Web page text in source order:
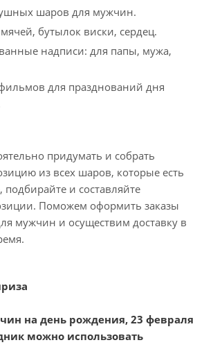
шаров для мужчин.
бутылок виски, сердец.
надписи: для папы, мужа,
для празднований дня
придумать и собрать
из всех шаров, которые есть
подбирайте и составляйте
Поможем оформить заказы
мужчин и осуществим доставку в
на день рождения, 23 февраля
можно использовать